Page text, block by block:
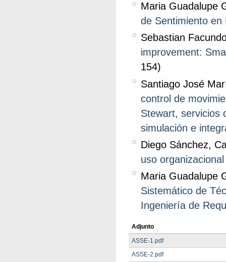
Maria Guadalupe
de Sentimiento en
Sebastian
improvement:
154)
Santiago José
control de
Stewart, servicios
simulación e
Diego Sánchez,
uso organizacional
Maria Guadalupe
Sistemático de
Ingeniería de
Adjunto
ASSE-1.pdf
ASSE-2.pdf